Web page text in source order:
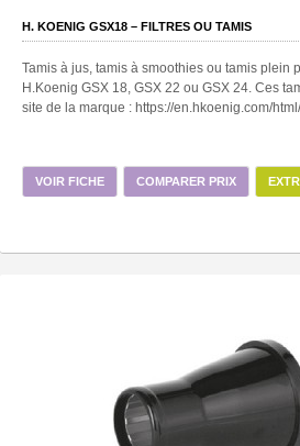
H. KOENIG GSX18 – FILTRES OU TAMIS
Tamis à jus, tamis à smoothies ou tamis plein
H.Koenig GSX 18, GSX 22 ou GSX 24. Ces
site de la marque : https://en.hkoenig.com/
VOIR FICHE COMPARER PRIX